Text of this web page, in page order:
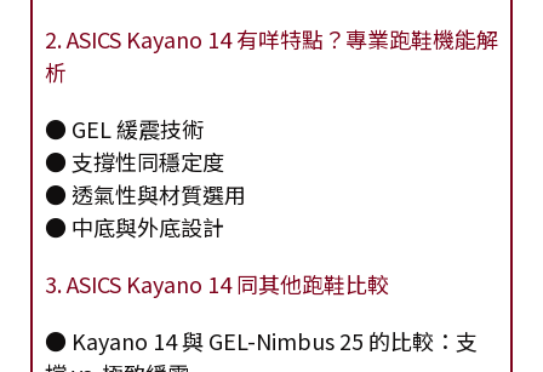
2. ASICS Kayano 14 有咩特點？專業跑鞋機能解
析
● GEL 緩震技術
● 支撐性同穩定度
● 透氣性與材質選用
● 中底與外底設計
3. ASICS Kayano 14 同其他跑鞋比較
● Kayano 14 與 GEL-Nimbus 25 的比較：支